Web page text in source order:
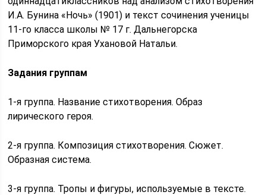
И.А. Бунина «Ночь» (1901) и текст сочинения ученицы
11-го класса школы № 17 г. Дальнегорска
Приморского края Ухановой Натальи.
Задания группам
1-я группа. Название стихотворения. Образ
лирического героя.
2-я группа. Композиция стихотворения. Сюжет.
Образная система.
3-я группа. Тропы и фигуры, используемые в тексте.